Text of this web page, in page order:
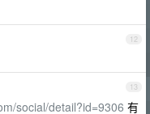
12
13
social/detail?id=9306 有